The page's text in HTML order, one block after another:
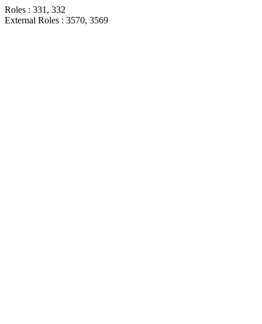
Roles : 331, 332
External Roles : 3570, 3569